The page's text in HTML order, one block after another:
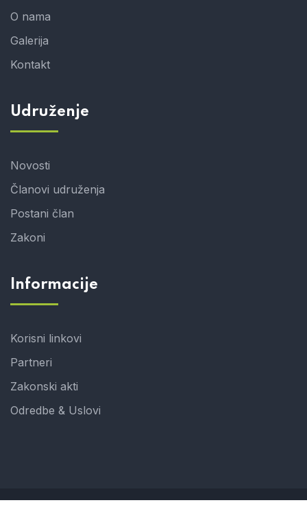
O nama
Galerija
Kontakt
Udruženje
Novosti
Članovi udruženja
Postani član
Zakoni
Informacije
Korisni linkovi
Partneri
Zakonski akti
Odredbe & Uslovi